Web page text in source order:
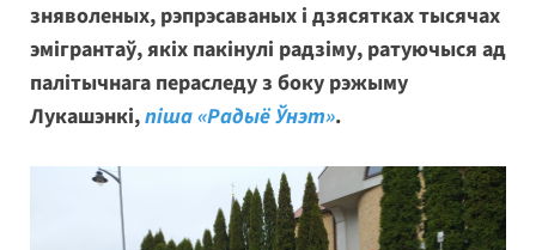
зняволеных, рэпрэсаваных і дзясятках тысячах
эмігрантаў, якіх пакінулі радзіму, ратуючыся ад
палітычнага пераследу з боку рэжыму
Лукашэнкі,піша «Радыё Ўнэт».